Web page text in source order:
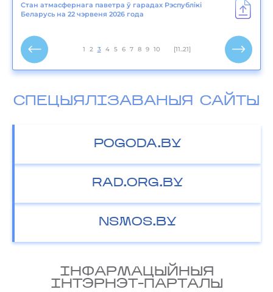
Стан атмасфернага паветра ў гарадах Рэспублікі
Беларусь на 22 чэрвеня 2026 года
1 2 3 4 5 6 7 8 9 10 [11..21]
СПЕЦЫЯЛІЗАВАНЫЯ САЙТЫ
POGODA.BY
RAD.ORG.BY
NSMOS.BY
IНФАРМАЦЫЙНЫЯ
IНТЭРНЭТ-ПАРТАЛЫ